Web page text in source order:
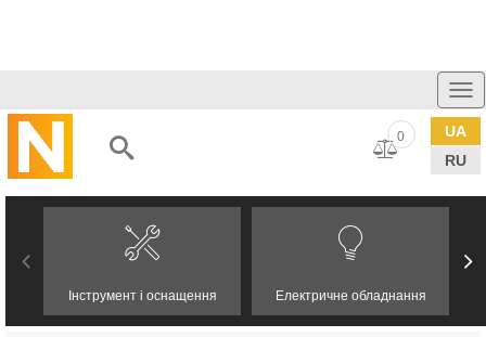
UA
RU
0
Інструмент і оснащення Електричне обладнання